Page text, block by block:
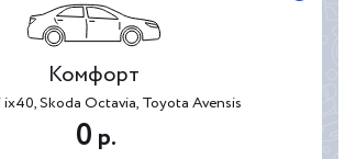
Комфорт
Skoda Octavia, Toyota Avensis
0 р.